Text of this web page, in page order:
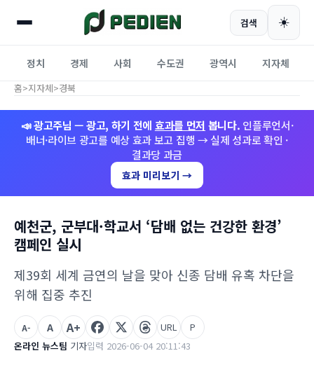
검색 ☀️
정치 경제 사회 수도권 광역시 지자체
홈>지자체>경북
📣 광고주님 — 광고, 하기 전에 효과를 먼저 봅니다. 인플루언서·
배너·라이브 광고를 예상 효과 보고 집행 → 실제 성과로 확인 ·
결과당 과금
효과 미리보기 →
예천군, 군부대·학교서 ‘담배 없는 건강한 환경’
캠페인 실시
제39회 세계 금연의 날을 맞아 신종 담배 유혹 차단을
위해 집중 추진
온라인 뉴스팀 기자입력 2026-06-04 20:11:43
A- A A+ URL P